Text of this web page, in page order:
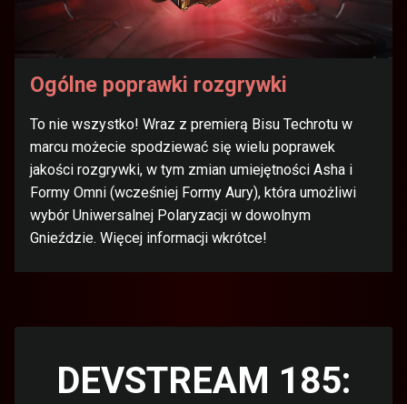
Ogólne poprawki rozgrywki
To nie wszystko! Wraz z premierą Bisu Techrotu w
marcu możecie spodziewać się wielu poprawek
jakości rozgrywki, w tym zmian umiejętności Asha i
Formy Omni (wcześniej Formy Aury), która umożliwi
wybór Uniwersalnej Polaryzacji w dowolnym
Gnieździe. Więcej informacji wkrótce!
DEVSTREAM 185: